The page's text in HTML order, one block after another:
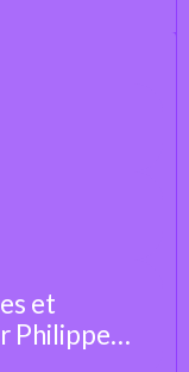
et
Philippe